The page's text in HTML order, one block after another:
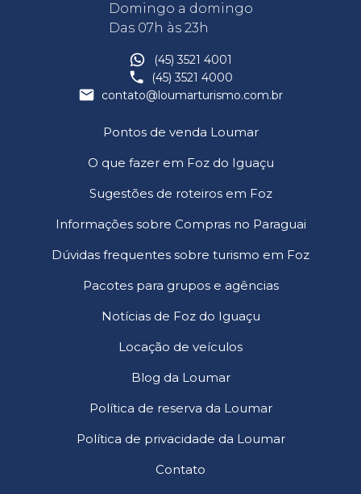
Domingo a domingo
Das 07h às 23h
(45) 3521 4001
(45) 3521 4000
contato@loumarturismo.com.br
Pontos de venda Loumar
O que fazer em Foz do Iguaçu
Sugestões de roteiros em Foz
Informações sobre Compras no Paraguai
Dúvidas frequentes sobre turismo em Foz
Pacotes para grupos e agências
Notícias de Foz do Iguaçu
Locação de veículos
Blog da Loumar
Política de reserva da Loumar
Política de privacidade da Loumar
Contato